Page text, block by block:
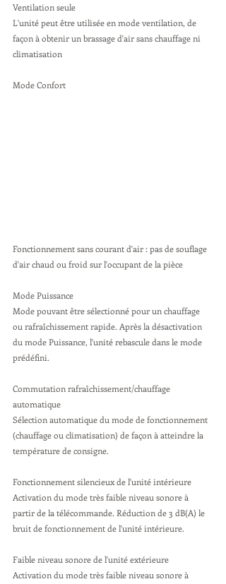
Ventilation seule
L'unité peut être utilisée en mode ventilation, de
façon à obtenir un brassage d'air sans chauffage ni
climatisation
Mode Confort
Fonctionnement sans courant d'air : pas de souflage
d'air chaud ou froid sur l'occupant de la pièce
Mode Puissance
Mode pouvant être sélectionné pour un chauffage
ou rafraîchissement rapide. Après la désactivation
du mode Puissance, l'unité rebascule dans le mode
prédéfini.
Commutation rafraîchissement/chauffage
automatique
Sélection automatique du mode de fonctionnement
(chauffage ou climatisation) de façon à atteindre la
température de consigne.
Fonctionnement silencieux de l'unité intérieure
Activation du mode très faible niveau sonore à
partir de la télécommande. Réduction de 3 dB(A) le
bruit de fonctionnement de l'unité intérieure.
Faible niveau sonore de l'unité extérieure
Activation du mode très faible niveau sonore à